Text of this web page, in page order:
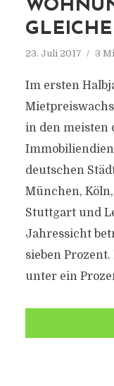
23. Juli 2017 3
Im ersten
in den meisten
deutschen
München,
Stuttgart und
Jahressicht
sieben
unter ein